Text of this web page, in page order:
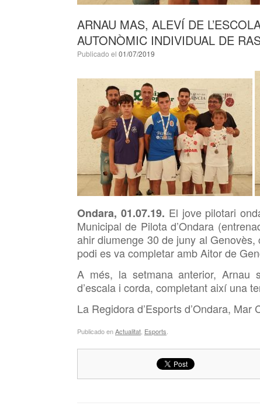
ARNAU MAS, ALEVÍ DE
AUTONÒMIC INDIVIDUAL DE
Publicado el 01/07/2019
Ondara, 01.07.19. El jove pilotari
Municipal de Pilota d’Ondara
ahir diumenge 30 de juny al
podi es va completar ambAitor de
A més, la setmana anterior, Arnau
d’escala i corda, completant així una
La Regidora d’Esports d’Ondara, Mar
Publicado enActualitat Esports